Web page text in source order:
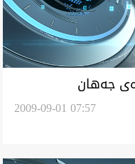
جه‌هان
2009-09-01 07:57